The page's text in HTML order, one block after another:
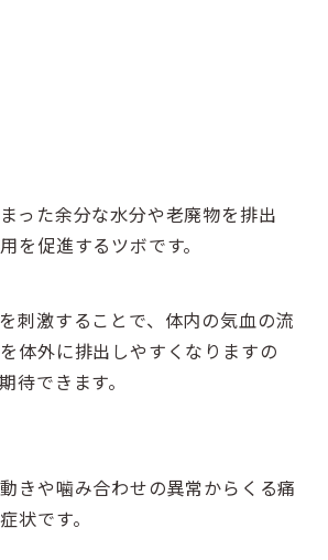
った余分な水分や老廃物を排出
を促進するツボです。
刺激することで、体内の気血の流
体外に排出しやすくなりますの
待できます。
きや噛み合わせの異常からくる痛
状です。